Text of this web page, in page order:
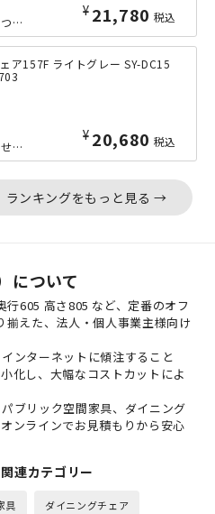
¥ 21,780 税込
特徴的な弓形形状の後ろ脚を持つ、ダイニングチェア。上からの圧力が分散し、安定性に...
ア157F ライトグレー SY-DC15
¥ 20,680 税込
車のバケットシートを彷彿とさせる形状の座面が特徴的な、モダンスタイルのチェアです...
ランキングをもっと見る →
について
605 高さ805 など、定番のオフ
揃えた、法人・個人事業主様向け
ンターネットに傾注すること
化し、大幅なコストカットによ
ブリック空間家具、ダイニング
ンラインでお見積もりから安心
連カテゴリー
具 ダイニングチェア